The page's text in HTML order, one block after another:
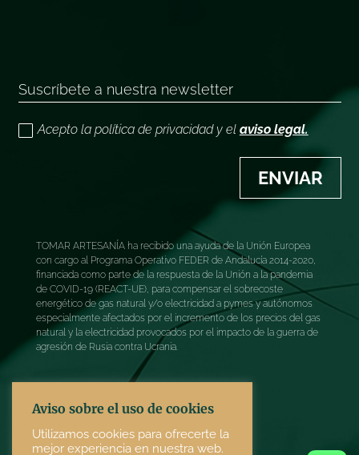
Acepto la política de privacidad y el aviso legal.
ENVIAR
TOMAR ARTESANÍA ha recibido una ayuda de la Unión Europea
con cargo al Programa Operativo FEDER de Andalucía 2014-2020,
financiada como parte de la respuesta de la Unión a la pandemia
de COVID-19 (REACT-UE), para compensar el sobrecoste
energético de gas natural y/o electricidad a pymes y autónomos
especialmente afectados por el incremento de los precios del gas
natural y la electricidad provocados por el impacto de la guerra de
agresión de Rusia contra Ucrania.
Aviso sobre el uso de cookies
Utilizamos cookies para ofrecerte la
mejor experiencia en nuestra web.